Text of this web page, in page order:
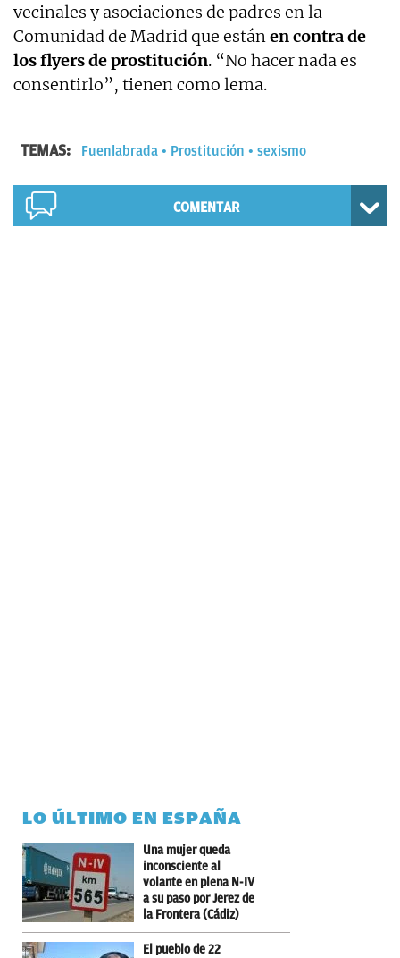
vecinales y asociaciones de padres en la
Comunidad de Madrid que estánen contra de
los flyers de prostitución. “No hacer nada es
consentirlo”, tienen como lema.
TEMAS: Fuenlabrada Prostitución sexismo
COMENTAR
LO ÚLTIMO EN ESPAÑA
Una mujer queda
inconsciente al
volante en plena N-IV
a su paso por Jerez de
la Frontera (Cádiz)
El pueblo de 22